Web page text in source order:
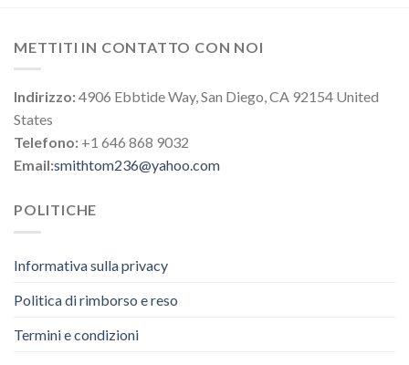
METTITI IN CONTATTO CON NOI
Indirizzo:4906 Ebbtide Way, San Diego, CA 92154 United
States
Telefono: +1 646 868 9032
Email:smithtom236@yahoo.com
POLITICHE
Informativa sulla privacy
Politica di rimborso e reso
Termini e condizioni